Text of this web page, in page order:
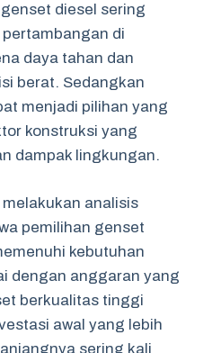
diesel sering
di
daya tahan dan
berat. Sedangkan
menjadi pilihan yang
konstruksi yang
dampak lingkungan.
analisis
pemilihan genset
kebutuhan
dengan anggaran yang
berkualitas tinggi
awal yang lebih
sering kali